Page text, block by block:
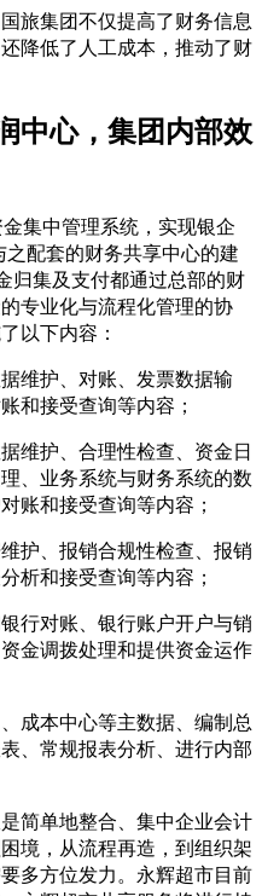
旅集团不仅提高了财务信息
降低了人工成本，推动了财
中心，集团内部效
集中管理系统，实现银企
配套的财务共享中心的建
归集及支付都通过总部的财
专业化与流程化管理的协
以下内容：
维护、对账、发票数据输
和接受查询等内容；
维护、合理性检查、资金日
、业务系统与财务系统的数
账和接受查询等内容；
护、报销合规性检查、报销
析和接受查询等内容；
行对账、银行账户开户与销
金调拨处理和提供资金运作
成本中心等主数据、编制总
、常规报表分析、进行内部
简单地整合、集中企业会计
境，从流程再造，到组织架
多方位发力。永辉超市目前